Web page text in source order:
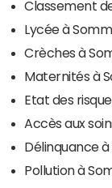
Classement
Lycée à
Crèches à
Maternités à
Etat des
Accès aux
Délinquance
Pollution à